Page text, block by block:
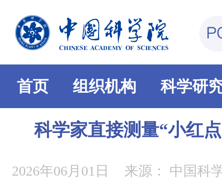
首页 组织机构 科学研
科学家直接测量“小红
2026年06月01日 来源： 中国科